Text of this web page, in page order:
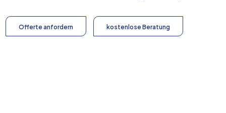
Offerte anfordern kostenlose Beratung